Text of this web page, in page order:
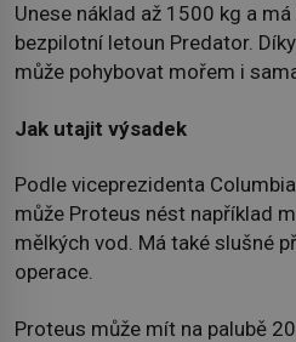
Unese náklad až 1500 kg a
bezpilotní letoun Predator.
může pohybovat mořem i
Jak utajit výsadek
Podle viceprezidenta
může Proteus nést například
mělkých vod. Má také slušné
operace.
Proteus může mít na palubě